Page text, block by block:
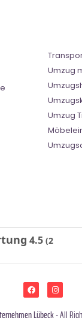
Umzug
Umzug
4.5 (2
Lübeck- All